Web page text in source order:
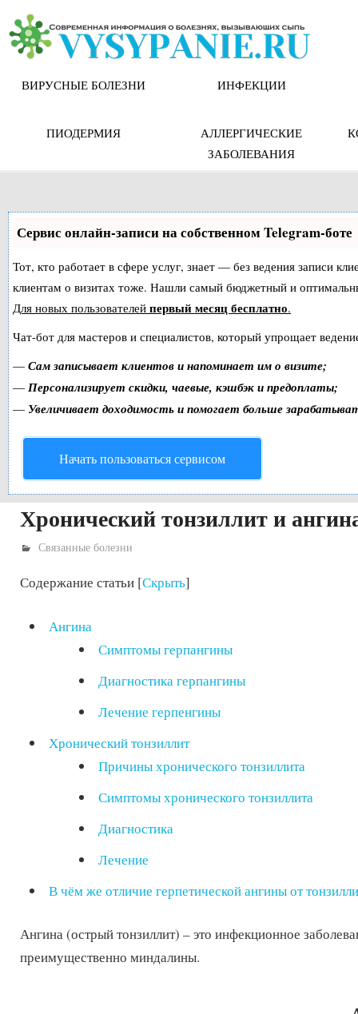
to
content
ВИРУСНЫЕ БОЛЕЗНИ ИНФЕКЦИИ
ПИОДЕРМИЯ
АЛЛЕРГИЧЕСКИЕ
ЗАБОЛЕВАНИЯ
Сервис онлайн-записи на собственном Telegram-боте
Тот, кто работает в сфере услуг, знает — без ведения записи
клиентам о визитах тоже. Нашли самый бюджетный и
Для новых пользователей первый месяц бесплатно.
Чат-бот для мастеров и специалистов, который упрощает
— Сам записывает клиентов и напоминает им о визите;
— Персонализирует скидки, чаевые, кэшбэк и предоплаты;
— Увеличивает доходимость и помогает больше
Начать пользоваться сервисом
Хронический тонзиллит и
Связанные болезни
Содержание статьи [Скрыть]
Ангина
Симптомы герпангины
Диагностика герпангины
Лечение герпенгины
Хронический тонзиллит
Причины хронического тонзиллита
Симптомы хронического тонзиллита
Диагностика
Лечение
В чём же отличие герпетической ангины от
Ангина (острый тонзиллит) – это инфекционное
преимущественно миндалины.